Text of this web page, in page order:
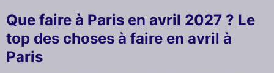
Que faire à Paris en avril 2027 ? Le
top des choses à faire en avril à
Paris